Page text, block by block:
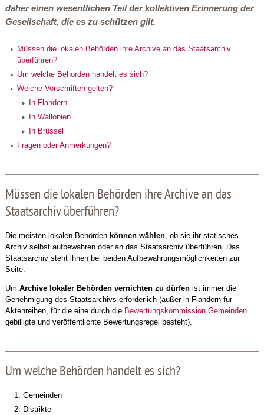
daher einen wesentlichen Teil der kollektiven Erinnerung der
Gesellschaft, die es zu schützen gilt.
Müssen die lokalen Behörden ihre Archive an das Staatsarchiv
überführen?
Um welche Behörden handelt es sich?
Welche Vorschriften gelten?
In Flandern
In Wallonien
In Brüssel
Fragen oder Anmerkungen?
Müssen die lokalen Behörden ihre Archive an das
Staatsarchiv überführen?
Die meisten lokalen Behörden können wählen, ob sie ihr statisches
Archiv selbst aufbewahren oder an das Staatsarchiv überführen. Das
Staatsarchiv steht ihnen bei beiden Aufbewahrungsmöglichkeiten zur
Seite.
Um Archive lokaler Behörden vernichten zu dürfenist immer die
Genehmigung des Staatsarchivs erforderlich (außer in Flandern für
Aktenreihen, für die eine durch die Bewertungskommission Gemeinden
gebilligte und veröffentlichte Bewertungsregel besteht).
Um welche Behörden handelt es sich?
Gemeinden
Distrikte